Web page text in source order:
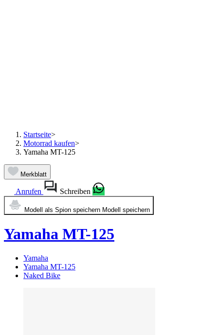
Startseite>
Motorrad kaufen>
Yamaha MT-125
Merkblatt
Anrufen Schreiben
Modell als Spion speichern Modell speichern
Yamaha MT-125
Yamaha
Yamaha MT-125
Naked Bike